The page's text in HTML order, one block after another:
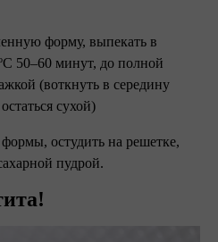
форму, выпекать в
50–60 минут, до полной
(воткнуть в середину
сухой)
остудить на решетке,
пудрой.